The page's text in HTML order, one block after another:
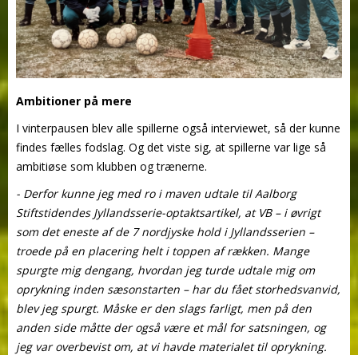
Ambitioner på mere
I vinterpausen blev alle spillerne også interviewet, så der kunne
findes fælles fodslag. Og det viste sig, at spillerne var lige så
ambitiøse som klubben og trænerne.
- Derfor kunne jeg med ro i maven udtale til Aalborg
Stiftstidendes Jyllandsserie-optaktsartikel, at VB – i øvrigt
som det eneste af de 7 nordjyske hold i Jyllandsserien –
troede på en placering helt i toppen af rækken. Mange
spurgte mig dengang, hvordan jeg turde udtale mig om
oprykning inden sæsonstarten – har du fået storhedsvanvid,
blev jeg spurgt. Måske er den slags farligt, men på den
anden side måtte der også være et mål for satsningen, og
jeg var overbevist om, at vi havde materialet til oprykning.